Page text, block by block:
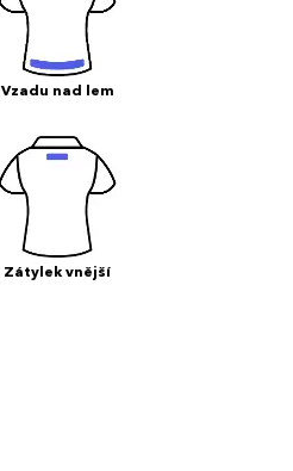
Vzadu nad lem
Zátylek vnější